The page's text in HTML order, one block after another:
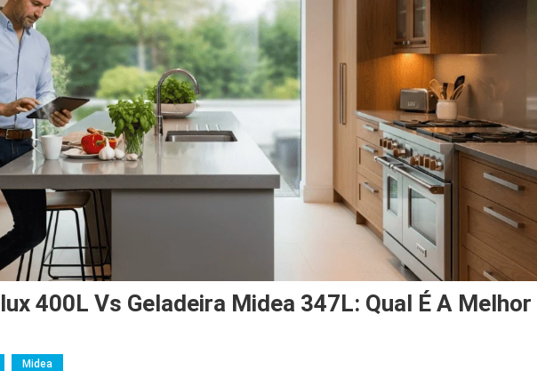
400L Vs Geladeira Midea 347L: Qual É A Melhor
Midea